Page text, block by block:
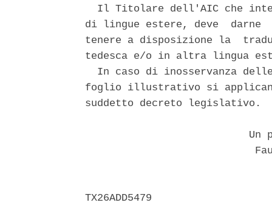
Il Titolare dell'AIC che
di lingue estere, deve  darne
tenere a disposizione la
tedesca e/o in altra lingua
In caso di inosservanza
foglio illustrativo si
suddetto decreto legislativo.
Un